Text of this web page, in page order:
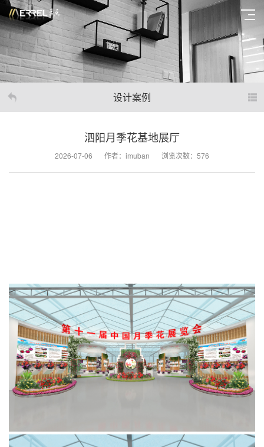
设计案例
泗阳月季花基地展厅
2026-07-06 作者：imuban 浏览次数：576